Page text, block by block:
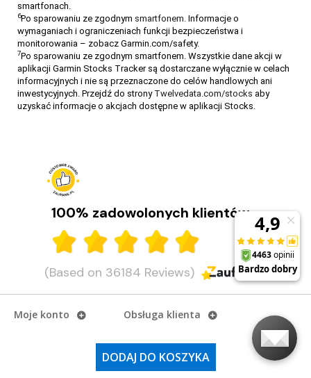
DODAJ DO KOSZYKA
smartfonach.
6Po sparowaniu ze zgodnym smartfonem. Informacje o
wymaganiach i ograniczeniach funkcji bezpieczeństwa i
monitorowania – zobacz Garmin.com/safety.
7Po sparowaniu ze zgodnym smartfonem. Wszystkie dane akcji w
aplikacji Garmin Stocks Tracker są dostarczane wyłącznie w celach
informacyjnych i nie są przeznaczone do celów handlowych ani
inwestycyjnych. Przejdź do strony Twelvedata.com/stocks aby
uzyskać informacje o akcjach dostępne w aplikacji Stocks.
Pojawiły się nowe serie Fenix 8, Fenix E i Enduro 3. Przybliżamy co w nich
nowego i czym się różnią.
CZYTAJ DALEJ
Monitorowanie parametru HRV w zegarkach Garmin
Jednym z ciekawszych wskaźników, dostępnych w najnowszych
oznacza i jak odczytywać wyniki?
CZYTAJ DALEJ
100% zadowolonych klientów
(Based on 36184 Reviews)
Moje konto Obsługa klienta